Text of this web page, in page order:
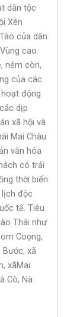
dân tộc
Xên
của dân
cao.
ném còn,
của các
động
dịp
xã hội và
Mai Châu
văn hóa
có trải
thời biến
lịch độc
tế. Tiêu
Thái như
Coọng,
Bước, xã
xãMai
Cò, Nà